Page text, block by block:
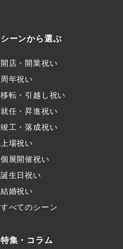
シーンから選ぶ
開店・開業祝い
周年祝い
移転・引越し祝い
就任・昇進祝い
竣工・落成祝い
上場祝い
個展開催祝い
誕生日祝い
結婚祝い
すべてのシーン
特集・コラム